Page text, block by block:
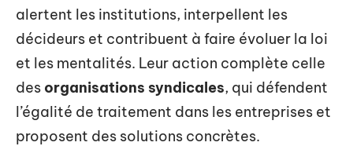
alertent les institutions, interpellent les
décideurs et contribuent à faire évoluer la loi
et les mentalités. Leur action complète celle
des organisations syndicales, qui défendent
l’égalité de traitement dans les entreprises et
proposent des solutions concrètes.